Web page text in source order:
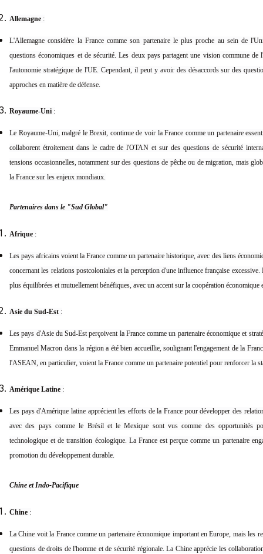
Allemagne :
L'Allemagne considère la France comme son partenaire le plus proche au sein de
questions économiques et de sécurité. Les deux pays partagent une vision commune de
l'autonomie stratégique de l'UE. Cependant, il peut y avoir des désaccords sur des
approches en matière de défense.
Royaume-Uni :
Le Royaume-Uni, malgré le Brexit, continue de voir la France comme un partenaire
collaborent étroitement dans le cadre de l'OTAN et sur des questions de sécurité
tensions occasionnelles, notamment sur des questions de pêche ou de migration, mais
la France sur les enjeux mondiaux.
Partenaires dans le "Sud Global"
Afrique :
Les pays africains voient la France comme un partenaire historique, avec des liens
concernant les relations postcoloniales et la perception d'une influence française
plus équilibrées et mutuellement bénéfiques, avec un accent sur la coopération économique
Asie du Sud-Est :
Les pays d'Asie du Sud-Est perçoivent la France comme un partenaire économique et
Emmanuel Macron dans la région a été bien accueillie, soulignant l'engagement de la
l'ASEAN, en particulier, voient la France comme un partenaire potentiel pour renforcer la
Amérique Latine :
Les pays d'Amérique latine apprécient les efforts de la France pour développer des
avec des pays comme le Brésil et le Mexique sont vus comme des opportunités
technologique et de transition écologique. La France est perçue comme un partenaire
promotion du développement durable.
Chine et Indo-Pacifique
Chine :
La Chine voit la France comme un partenaire économique important en Europe, mais les
questions de droits de l'homme et de sécurité régionale. La Chine apprécie les